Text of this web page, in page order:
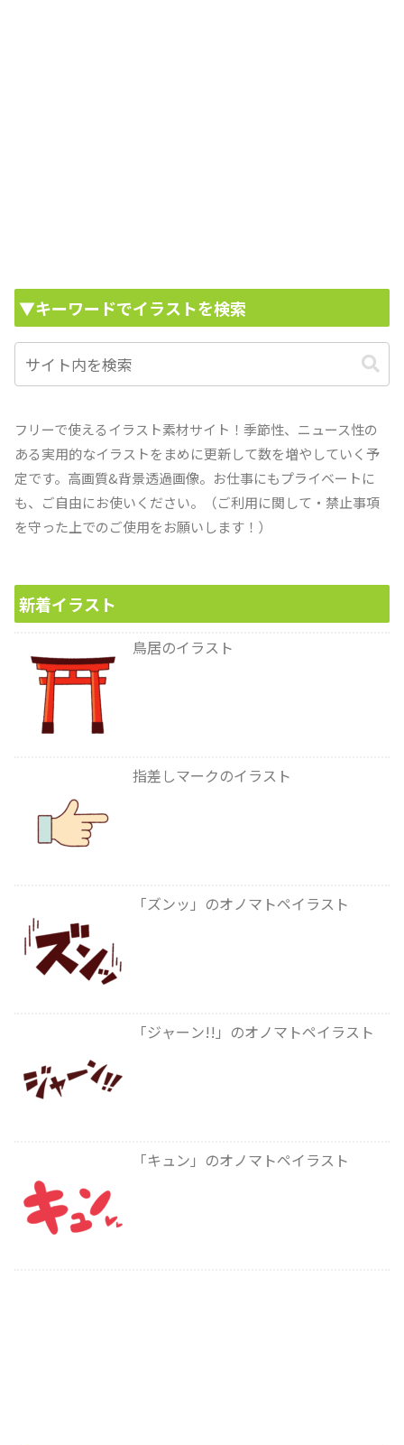
▼キーワードでイラストを検索
フリーで使えるイラスト素材サイト！季節性、ニュース性の
ある実用的なイラストをまめに更新して数を増やしていく予
定です。高画質&背景透過画像。お仕事にもプライベートに
も、ご自由にお使いください。（ご利用に関して・禁止事項
を守った上でのご使用をお願いします！）
新着イラスト
鳥居のイラスト
指差しマークのイラスト
「ズンッ」のオノマトペイラスト
「ジャーン!!」のオノマトペイラスト
「キュン」のオノマトペイラスト